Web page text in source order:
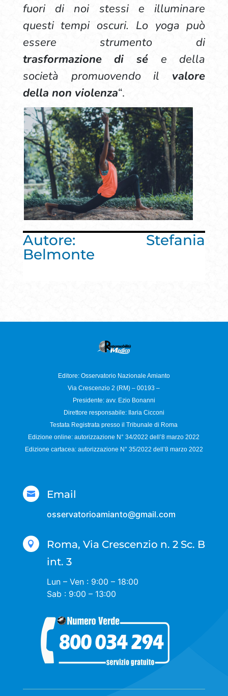
fuori di noi stessi e illuminare
questi tempi oscuri. Lo yoga può
essere strumento di
trasformazione di sé e della
società promuovendo il valore
della non violenza“.
Autore: Stefania
Belmonte
Editore: Osservatorio Nazionale Amianto
Via Crescenzio 2 (RM) – 00193 –
Presidente: avv. Ezio Bonanni
Direttore responsabile:
Ilaria Cicconi
Testata Registrata presso il Tribunale di Roma
Edizione online: autorizzazione N°34/2022 dell’8 marzo 2022
Edizione cartacea: autorizzazione N° 35/2022 dell’8 marzo 2022
 Email
osservatorioamianto@gmail.com

Roma, Via Crescenzio n. 2 Sc. B
int. 3
Lun – Ven : 9:00 – 18:00
Sab : 9:00 – 13:00